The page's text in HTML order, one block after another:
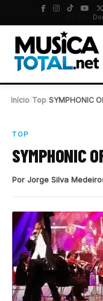
Início Top SYMPHONIC
TOP
SYMPHONIC
Por Jorge Silva